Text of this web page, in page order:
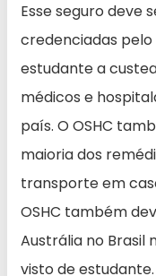
Esse seguro deve
credenciadas
estudante a
médicos e
país. O OSHC
maioria dos
transporte em
OSHC também
Austrália no Brasil
visto de estudante.